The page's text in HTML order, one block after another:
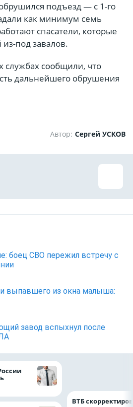
подъезд — с 1-го
как минимум семь
спасатели, которые
под завалов.
службах сообщили, что
дальнейшего обрушения
Автор: Сергей УСКОВ
боец СВО пережил встречу с
выпавшего из окна малыша:
завод вспыхнул после
ВТБ